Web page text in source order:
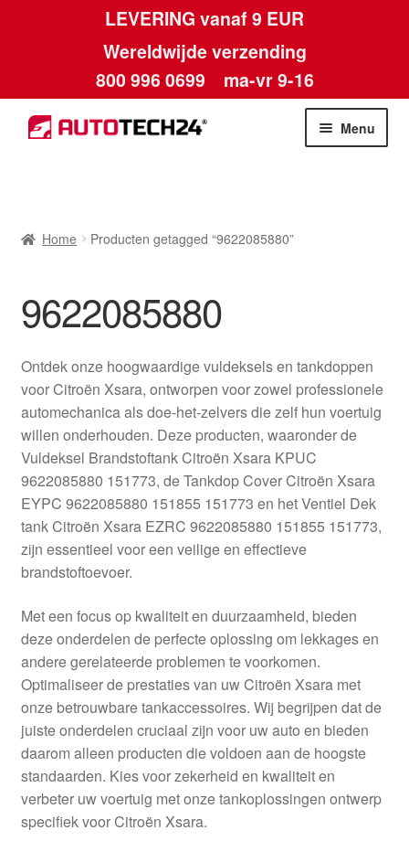
LEVERING vanaf 9 EUR
Wereldwijde verzending
800 996 0699 ma-vr 9-16
Ga
door
Ga
naar
Menu
Betalingen
Contact
Kassa
Klachten
Klachtenprocedure
Levering
Mijn account
Over ons
Privacybeleid
Wereldwijde verzending
Winkelwagen
Home Producten getagged “9622085880”
9622085880
Ontdek onze hoogwaardige vuldeksels en tankdoppen
voor Citroën Xsara, ontworpen voor zowel professionele
automechanica als doe-het-zelvers die zelf hun voertuig
willen onderhouden. Deze producten, waaronder de
Vuldeksel Brandstoftank Citroën Xsara KPUC
9622085880 151773, de Tankdop Cover Citroën Xsara
EYPC 9622085880 151855 151773 en het Ventiel Dek
tank Citroën Xsara EZRC 9622085880 151855 151773,
zijn essentieel voor een veilige en effectieve
brandstoftoevoer.
Met een focus op kwaliteit en duurzaamheid, bieden
deze onderdelen de perfecte oplossing om lekkages en
andere gerelateerde problemen te voorkomen.
Optimaliseer de prestaties van uw Citroën Xsara met
onze betrouwbare tankaccessoires. Wij begrijpen dat de
juiste onderdelen cruciaal zijn voor uw auto en bieden
daarom alleen producten die voldoen aan de hoogste
standaarden. Kies voor zekerheid en kwaliteit en
verbeter uw voertuig met onze tankoplossingen ontwerp
specifiek voor Citroën Xsara.